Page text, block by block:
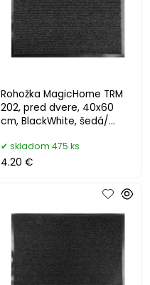
Rohožka MagicHome TRM
202, pred dvere, 40x60
cm, BlackWhite, šedá/
skladom 475 ks
4.20 €